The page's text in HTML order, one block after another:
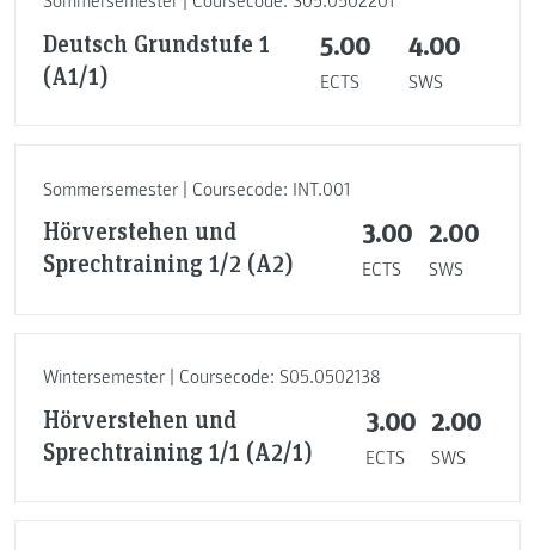
Deutsch Grundstufe 1
(A1/1)
5.00
ECTS
4.00
SWS
Sommersemester | Coursecode: INT.001
Hörverstehen und
Sprechtraining 1/2 (A2)
3.00
ECTS
2.00
SWS
Wintersemester | Coursecode: S05.0502138
Hörverstehen und
Sprechtraining 1/1 (A2/1)
3.00
ECTS
2.00
SWS